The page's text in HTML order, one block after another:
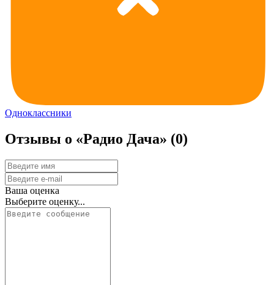
Одноклассники
Отзывы о «Радио Дача» (0)
Ваша оценка
Выберите оценку...